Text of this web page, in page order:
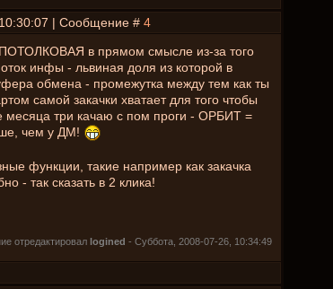
| Сообщение # 4
ПОТОЛКОВАЯ в прямом смысле из-за того
инфы - львиная доля из которой в
обмена - промежутка между тем как ты
самой закачки хватает для того чтобы
месяца три качаю с пом проги - ОРБИТ =
чем у ДМ!
функции, такие например как закачка
- так сказать в 2 клика!
отредактировал logined - Суббота, 2008-07-26, 10:34:49